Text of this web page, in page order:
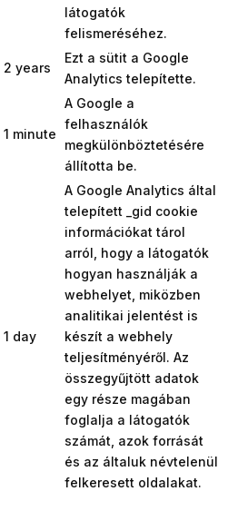
látogatók
felismeréséhez.
2 years
Ezt a sütit a Google
Analytics telepítette.
1 minute
A Google a
felhasználók
megkülönböztetésére
állította be.
1 day
A Google Analytics által
telepített _gid cookie
információkat tárol
arról, hogy a látogatók
hogyan használják a
webhelyet, miközben
analitikai jelentést is
készít a webhely
teljesítményéről. Az
összegyűjtött adatok
egy része magában
foglalja a látogatók
számát, azok forrását
és az általuk névtelenül
felkeresett oldalakat.